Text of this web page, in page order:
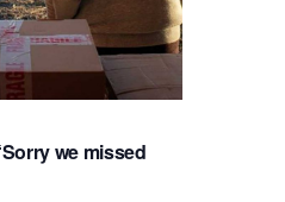
we missed